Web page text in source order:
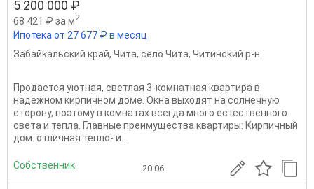
5 200 000 ₽
68 421 ₽ за м2
Ипотека от 27 677 ₽ в месяц
Забайкальский край, Чита, село Чита, Читинский р-н
Продается уютная, светлая 3-комнатная квартира в
надежном кирпичном доме. Окна выходят на солнечную
сторону, поэтому в комнатах всегда много естественного
света и тепла. Главные преимущества квартиры: Кирпичный
дом: отличная тепло- и...
Собственник 20.06